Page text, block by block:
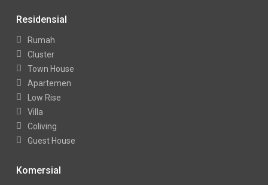
Residensial
Rumah
Cluster
Town House
Apartemen
Low Rise
Villa
Coliving
Guest House
Komersial